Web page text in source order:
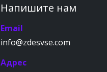
Напишите нам
Email
info@zdesvse.com
Адрес